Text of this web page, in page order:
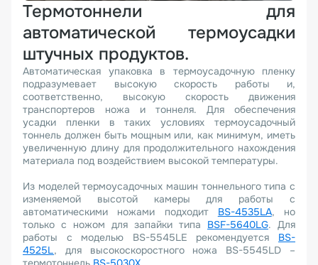
Термотоннели для
автоматической термоусадки
штучных продуктов.
Автоматическая упаковка в термоусадочную пленку
подразумевает высокую скорость работы и,
соответственно, высокую скорость движения
транспортеров ножа и тоннеля. Для обеспечения
усадки пленки в таких условиях термоусадочный
тоннель должен быть мощным или, как минимум, иметь
увеличенную длину для продолжительного нахождения
материала под воздействием высокой температуры.
Из моделей термоусадочных машин тоннельного типа с
изменяемой высотой камеры для работы с
автоматическими ножами подходит BS-4535LA, но
только с ножом для запайки типа BSF-5640LG. Для
работы с моделью BS-5545LE рекомендуется BS-
4525L, для высокоскоростного ножа BS-5545LD –